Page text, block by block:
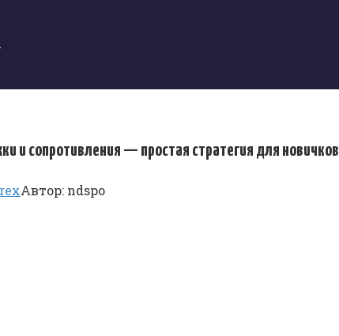
и сопротивления — простая стратегия для новичков
Автор: ndspo